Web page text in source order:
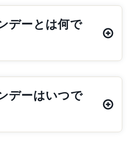
デーとは何で
デーはいつで